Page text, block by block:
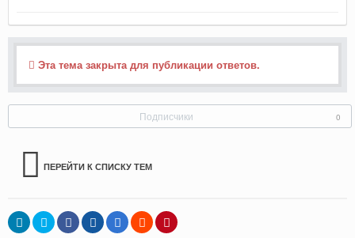
Эта тема закрыта для публикации ответов.
Подписчики 0
ПЕРЕЙТИ К СПИСКУ ТЕМ